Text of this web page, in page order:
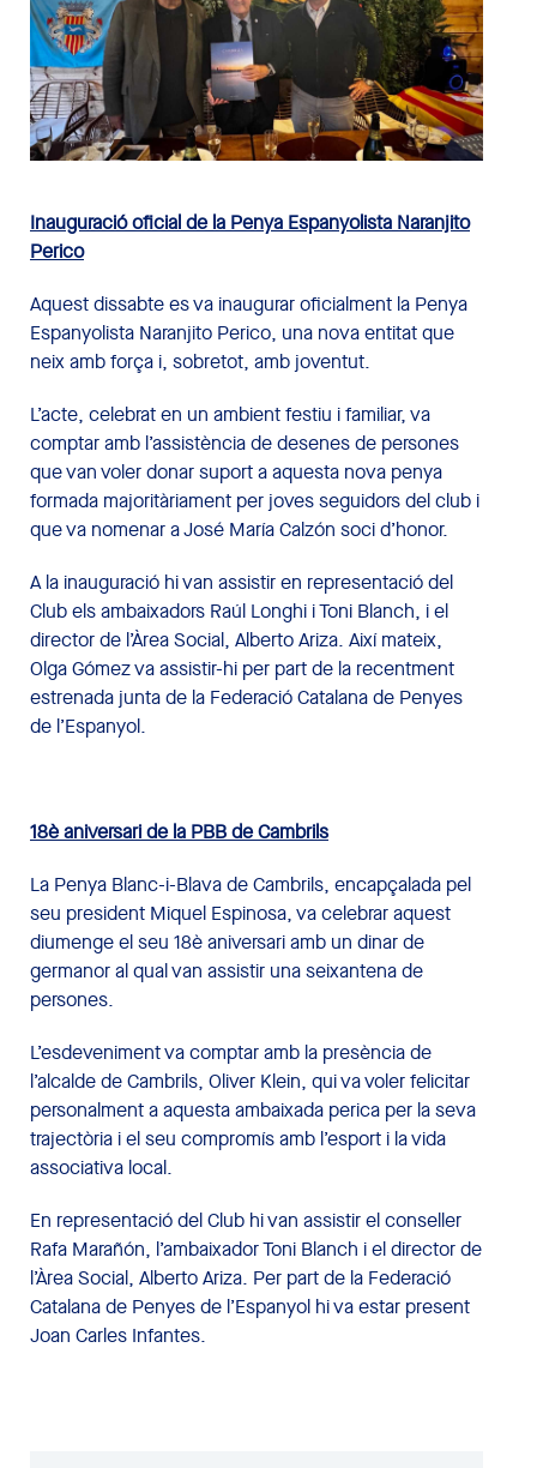
Inauguració oficial de la Penya Espanyolista Naranjito
Perico
Aquest dissabte es va inaugurar oficialment la Penya
Espanyolista Naranjito Perico, una nova entitat que
neix amb força i, sobretot, amb joventut.
L’acte, celebrat en un ambient festiu i familiar, va
comptar amb l’assistència de desenes de persones
que van voler donar suport a aquesta nova penya
formada majoritàriament per joves seguidors del club i
que va nomenar a José María Calzón soci d’honor.
A la inauguració hi van assistir en representació del
Club els ambaixadors Raúl Longhi i Toni Blanch, i el
director de l’Àrea Social, Alberto Ariza. Així mateix,
Olga Gómez va assistir-hi per part de la recentment
estrenada junta de la Federació Catalana de Penyes
de l’Espanyol.
18è aniversari de la PBB de Cambrils
La Penya Blanc-i-Blava de Cambrils, encapçalada pel
seu president Miquel Espinosa, va celebrar aquest
diumenge el seu 18è aniversari amb un dinar de
germanor al qual van assistir una seixantena de
persones.
L’esdeveniment va comptar amb la presència de
l’alcalde de Cambrils, Oliver Klein, qui va voler felicitar
personalment a aquesta ambaixada perica per la seva
trajectòria i el seu compromís amb l’esport i la vida
associativa local.
En representació del Club hi van assistir el conseller
Rafa Marañón, l’ambaixador Toni Blanch i el director de
l’Àrea Social, Alberto Ariza. Per part de la Federació
Catalana de Penyes de l’Espanyol hi va estar present
Joan Carles Infantes.